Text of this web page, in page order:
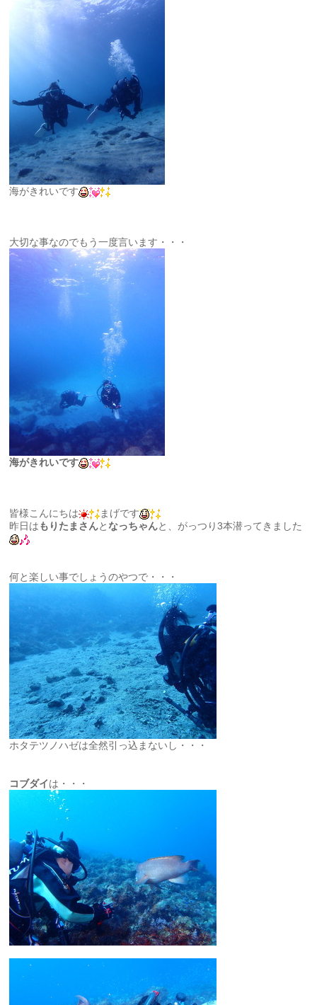
海がきれいです
大切な事なのでもう一度言います・・・
海がきれいです
皆様こんにちは
まげです
昨日はもりたまさんと なっちゃんと、がっつり3本潜ってきました
何と楽しい事でしょうのやつで・・・
ホタテツノハゼは全然引っ込まないし・・・
コブダイは・・・